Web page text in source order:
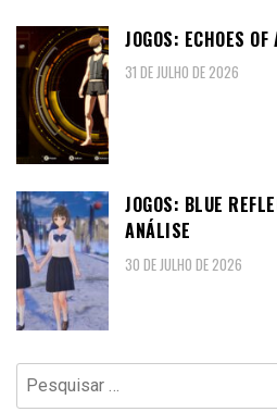
JOGOS: ECHOES
31 DE JULHO DE 2026
JOGOS: BLUE
ANÁLISE
30 DE JULHO DE 2026
Pesquisar
por: